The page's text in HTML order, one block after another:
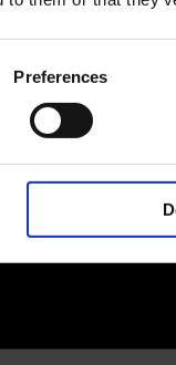
Preferences